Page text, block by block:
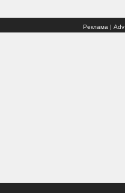
Реклама | Adv